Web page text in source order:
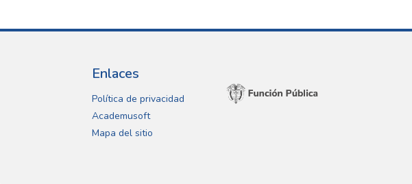
Enlaces
Política de privacidad
Academusoft
Mapa del sitio